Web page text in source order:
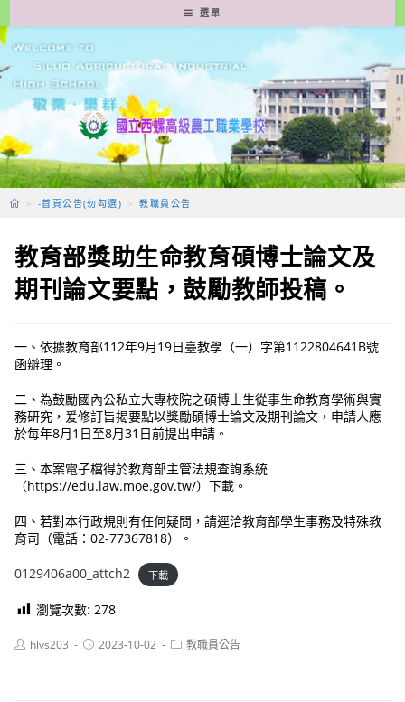
轉
至
要
容
選單
> -首頁公告(勿勾選) > 教職員公告
教育部獎助生命教育碩博士論文及
期刊論文要點，鼓勵教師投稿。
一、依據教育部112年9月19日臺教學（一）字第1122804641B號
函辦理。
二、為鼓勵國內公私立大專校院之碩博士生從事生命教育學術與實
務研究，爰修訂旨揭要點以獎勵碩博士論文及期刊論文，申請人應
於每年8月1日至8月31日前提出申請。
三、本案電子檔得於教育部主管法規查詢系統
（https://edu.law.moe.gov.tw/）下載。
四、若對本行政規則有任何疑問，請逕洽教育部學生事務及特殊教
育司（電話：02-77367818）。
0129406a00_attch2 下載
瀏覽次數: 278
Posthlvs203
Post2023-10-02
Post教職員公告